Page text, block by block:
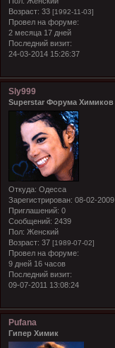
Возраст: 33 [1992-11-03]
Провел на форуме:
2 месяца 17 дней
Последний визит:
24-03-2014 15:26:37
Sly999
Superstar Форума Химиков
Откуда: Одесса
Зарегистрирован: 08-02-2009
Приглашений: 0
Сообщений: 2439
Пол: Женский
Возраст: 37 [1989-07-02]
Провел на форуме:
9 дней 16 часов
Последний визит:
09-07-2011 13:08:24
Pufana
Гипер Химик